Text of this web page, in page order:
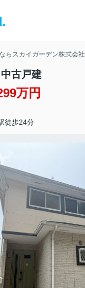
らスカイガーデン株式会社
古戸建
万円
徒歩24分